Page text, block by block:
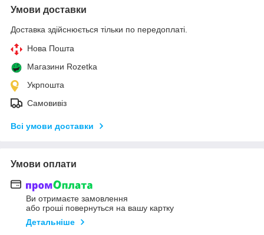
Умови доставки
Доставка здійснюється тільки по передоплаті.
Нова Пошта
Магазини Rozetka
Укрпошта
Самовивіз
Всі умови доставки
Умови оплати
Ви отримаєте замовлення
або гроші повернуться на вашу картку
Детальніше